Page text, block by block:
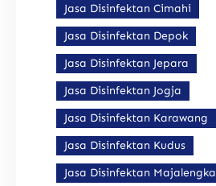
Jasa Disinfektan Cimahi
Jasa Disinfektan Depok
Jasa Disinfektan Jepara
Jasa Disinfektan Jogja
Jasa Disinfektan Karawang
Jasa Disinfektan Kudus
Jasa Disinfektan Majalengka